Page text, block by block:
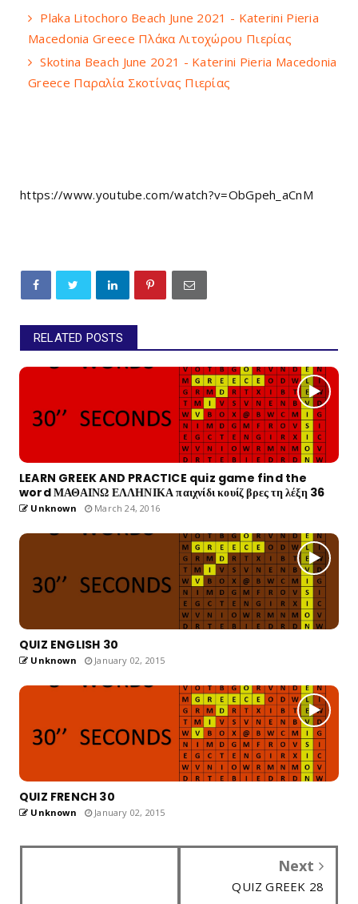
Plaka Litochoro Beach June 2021 - Katerini Pieria
Macedonia Greece Πλάκα Λιτοχώρου Πιερίας
Skotina Beach June 2021 - Katerini Pieria Macedonia
Greece Παραλία Σκοτίνας Πιερίας
https://www.youtube.com/watch?v=ObGpeh_aCnM
RELATED POSTS
LEARN GREEK AND PRACTICE quiz game find the
word ΜΑΘΑΙΝΩ ΕΛΛΗΝΙΚΑ παιχνίδι κουίζ βρες τη λέξη 36
Unknown March 24, 2016
QUIZ ENGLISH 30
Unknown January 02, 2015
QUIZ FRENCH 30
Unknown January 02, 2015
Next
QUIZ GREEK 28